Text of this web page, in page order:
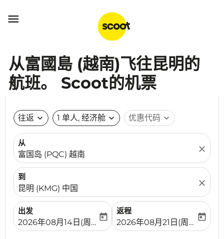

从富國島 (越南)飞往昆明的
航班。 Scoot的机票
往返 expand_more 1 单人, 经济舱 expand_more 优惠代码 expand_more
从
富国岛 (PQC) 越南
close
到
昆明 (KMG) 中国
close
出发
fc-booking-departure-date-aria-label
2026年08月14日(周五)
today
返程
fc-booking-return-date-
2026年08月21日(周五)
today